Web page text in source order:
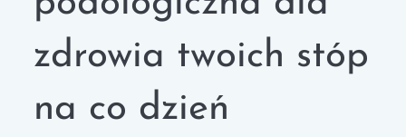
zdrowia twoich stóp
na co dzień